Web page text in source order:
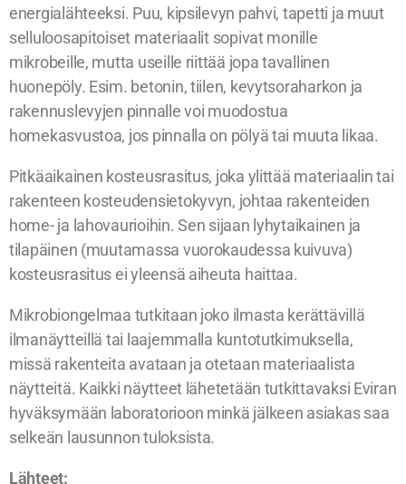
energialähteeksi. Puu, kipsilevyn pahvi, tapetti ja muut
selluloosapitoiset materiaalit sopivat monille
mikrobeille, mutta useille riittää jopa tavallinen
huonepöly. Esim. betonin, tiilen, kevytsoraharkon ja
rakennuslevyjen pinnalle voi muodostua
homekasvustoa, jos pinnalla on pölyä tai muuta likaa.
Pitkäaikainen kosteusrasitus, joka ylittää materiaalin tai
rakenteen kosteudensietokyvyn, johtaa rakenteiden
home- ja lahovaurioihin. Sen sijaan lyhytaikainen ja
tilapäinen (muutamassa vuorokaudessa kuivuva)
kosteusrasitus ei yleensä aiheuta haittaa.
Mikrobiongelmaa tutkitaan joko ilmasta kerättävillä
ilmanäytteillä tai laajemmalla kuntotutkimuksella,
missä rakenteita avataan ja otetaan materiaalista
näytteitä. Kaikki näytteet lähetetään tutkittavaksi Eviran
hyväksymään laboratorioon minkä jälkeen asiakas saa
selkeän lausunnon tuloksista.
Lähteet: